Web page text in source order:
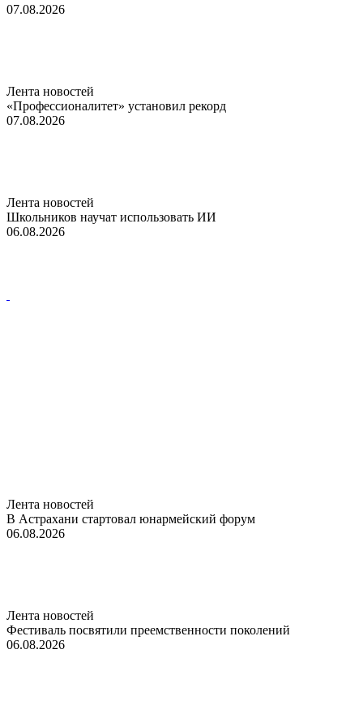
07.08.2026
Лента новостей
«Профессионалитет» установил рекорд
07.08.2026
Лента новостей
Школьников научат использовать ИИ
06.08.2026
Лента новостей
В Астрахани стартовал юнармейский форум
06.08.2026
Лента новостей
Фестиваль посвятили преемственности поколений
06.08.2026